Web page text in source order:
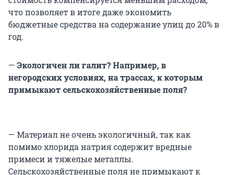
что позволяет в итоге даже экономить
бюджетные средства на содержание улиц до 20% в
год.
— Экологичен лигалит? Например, в
негородских условиях, на трассах, к которым
примыкают сельскохозяйственные поля?
— Материал не очень экологичный, так как
помимо хлорида натрия содержит вредные
примеси и тяжелые металлы.
Сельскохозяйственные поля не примыкают к